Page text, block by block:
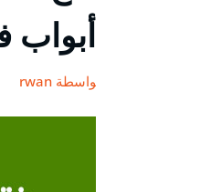
أبواب
بواسطة rwan